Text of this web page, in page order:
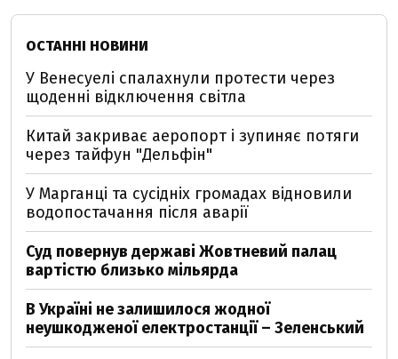
ОСТАННІ НОВИНИ
У Венесуелі спалахнули протести через
щоденні відключення світла
Китай закриває аеропорт і зупиняє потяги
через тайфун "Дельфін"
У Марганці та сусідніх громадах відновили
водопостачання після аварії
Суд повернув державі Жовтневий палац
вартістю близько мільярда
В Україні не залишилося жодної
неушкодженої електростанції – Зеленський